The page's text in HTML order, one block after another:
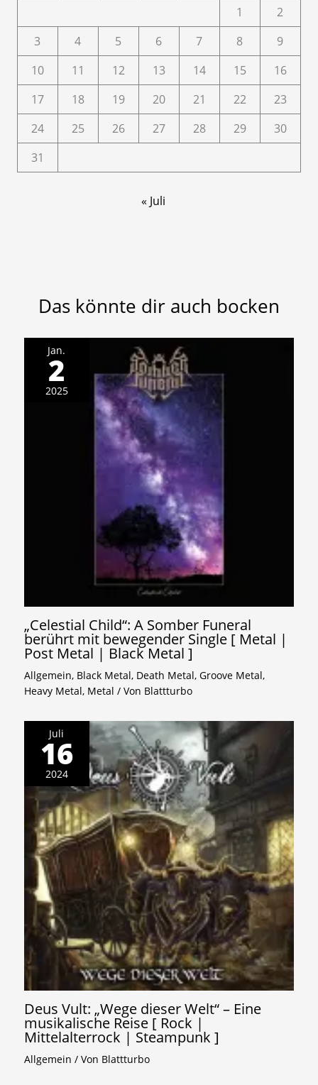
1
2
3
4 5 6 7 8
9
10
11 12 13 14 15
16
17
18 19 20 21 22
23
24
25 26 27 28 29
30
31
« Juli
Das könnte dir auch bocken
Jan.
2
2025
„Celestial Child“: A Somber Funeral
berührt mit bewegender Single [ Metal |
Post Metal | Black Metal ]
Allgemein, Black Metal, Death Metal,Groove Metal,
Heavy Metal, Metal / Von Blattturbo
Juli
16
2024
Deus Vult: „Wege dieser Welt“ – Eine
musikalische Reise [ Rock |
Mittelalterrock | Steampunk ]
Allgemein / Von Blattturbo